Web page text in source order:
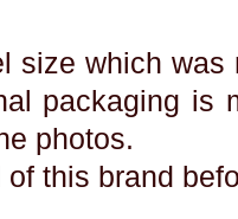
size which
packaging is
photos.
of this brand